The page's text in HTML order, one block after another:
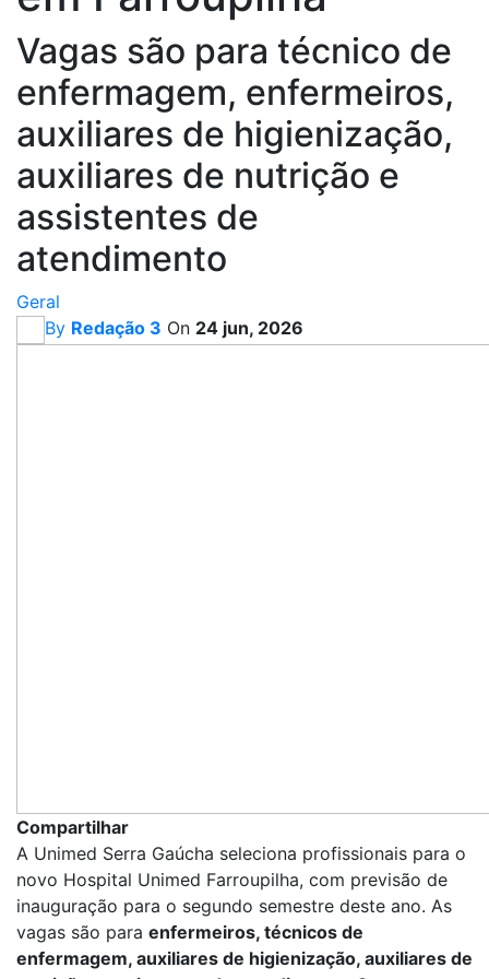
Vagas são para técnico de
enfermagem, enfermeiros,
auxiliares de higienização,
auxiliares de nutrição e
assistentes de
atendimento
Geral
By Redação 3 On 24 jun, 2026
Compartilhar
A Unimed Serra Gaúcha seleciona profissionais para o
novo Hospital Unimed Farroupilha, com previsão de
inauguração para o segundo semestre deste ano. As
vagas são para enfermeiros, técnicos de
enfermagem, auxiliares de higienização, auxiliares de